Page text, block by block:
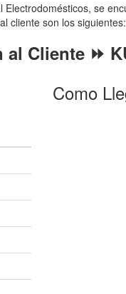
se
cliente son los siguientes:
Cliente ⏩
Como